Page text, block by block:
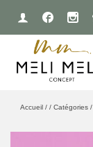
Accueil / / Catégories /